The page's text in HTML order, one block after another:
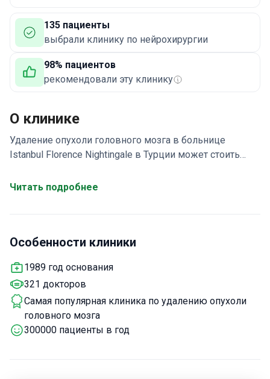
135 пациенты
выбрали клинику по нейрохирургии
98% пациентов
рекомендовали эту клинику
О клинике
Удаление опухоли головного мозга в больнице
Istanbul Florence Nightingale в Турции может стоить
использованием микрохирургических методов под
Джонса Хопкинса. Больница, аккредитованная JCI,
точного удаления опухоли.
по удалению глиальных опухолей выполняется с
помощью микрохирургических техник. Для
обеспечения безопасности она включает
нейронавигационное сопровождение и
Читать подробнее
Особенности клиники
1989 год основания
321 докторов
Самая популярная клиника по удалению опухоли
головного мозга
300000 пациенты в год